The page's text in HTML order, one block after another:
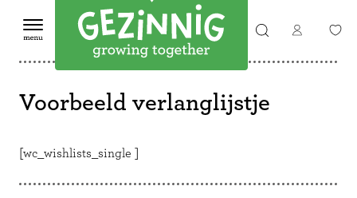
Voorbeeld verlanglijstje
[wc_wishlists_single ]